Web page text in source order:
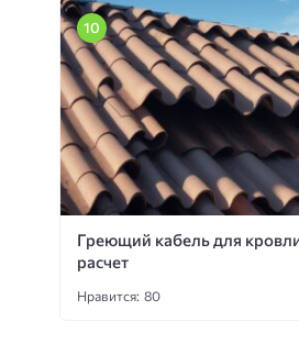
Греющий кабель для
расчет
Нравится: 80